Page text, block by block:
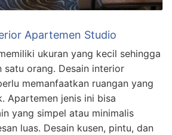
Apartemen Studio
ukuran yang kecil sehingga
satu orang. Desain interior
memanfaatkan ruangan yang
Apartemen jenis ini bisa
yang simpel atau minimalis
luas. Desain kusen, pintu, dan